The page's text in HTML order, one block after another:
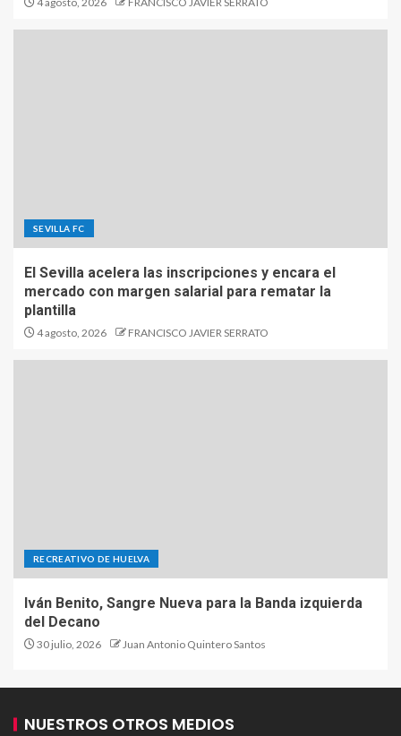
SEVILLA FC
El Sevilla acelera las inscripciones y encara el
mercado con margen salarial para rematar la
plantilla
4 agosto, 2026 FRANCISCO JAVIER SERRATO
RECREATIVO DE HUELVA
Iván Benito, Sangre Nueva para la Banda izquierda
del Decano
30 julio, 2026 Juan Antonio Quintero Santos
NUESTROS OTROS MEDIOS